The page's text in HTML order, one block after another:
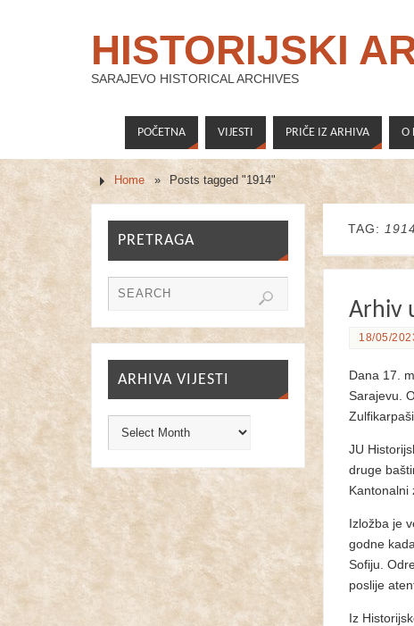
HISTORIJSKI
SARAJEVO HISTORICAL ARCHIVES
POČETNA VIJESTI PRIČE IZ ARHIVA O
Home » Posts tagged "1914"
TAG:
Arhiv
18/05/
Dana 17.
Sarajevu.
JU
druge
Kantonalni
Izložba je
godne
Sofiju.
poslije
Iz
PRETRAGA
ARHIVA VIJESTI